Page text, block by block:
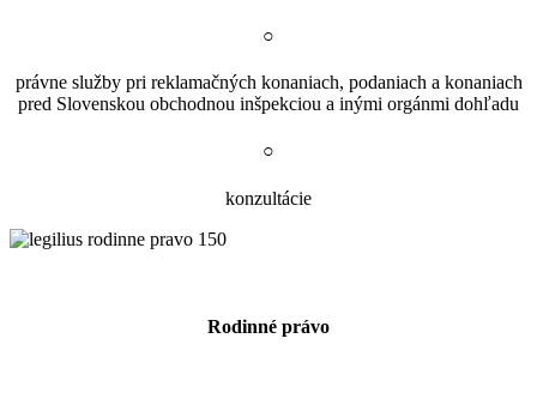
○
právne služby pri reklamačných konaniach, podaniach a konaniach
pred Slovenskou obchodnou inšpekciou a inými orgánmi dohľadu
○
konzultácie
Rodinné právo